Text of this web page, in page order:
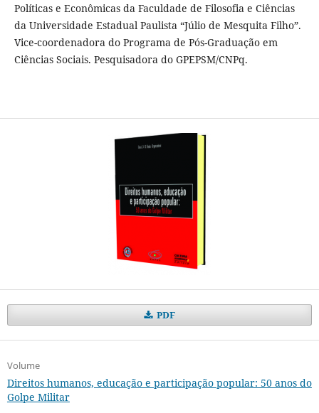
Políticas e Econômicas da Faculdade de Filosofia e Ciências
da Universidade Estadual Paulista “Júlio de Mesquita Filho”.
Vice-coordenadora do Programa de Pós-Graduação em
Ciências Sociais. Pesquisadora do GPEPSM/CNPq.
PDF
Volume
Direitos humanos, educação e participação popular: 50 anos do
Golpe Militar